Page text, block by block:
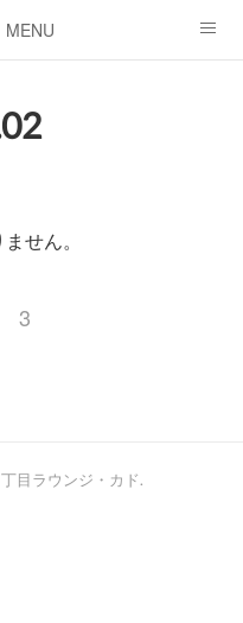
MENU
02
せん。
3
目ラウンジ・カド.